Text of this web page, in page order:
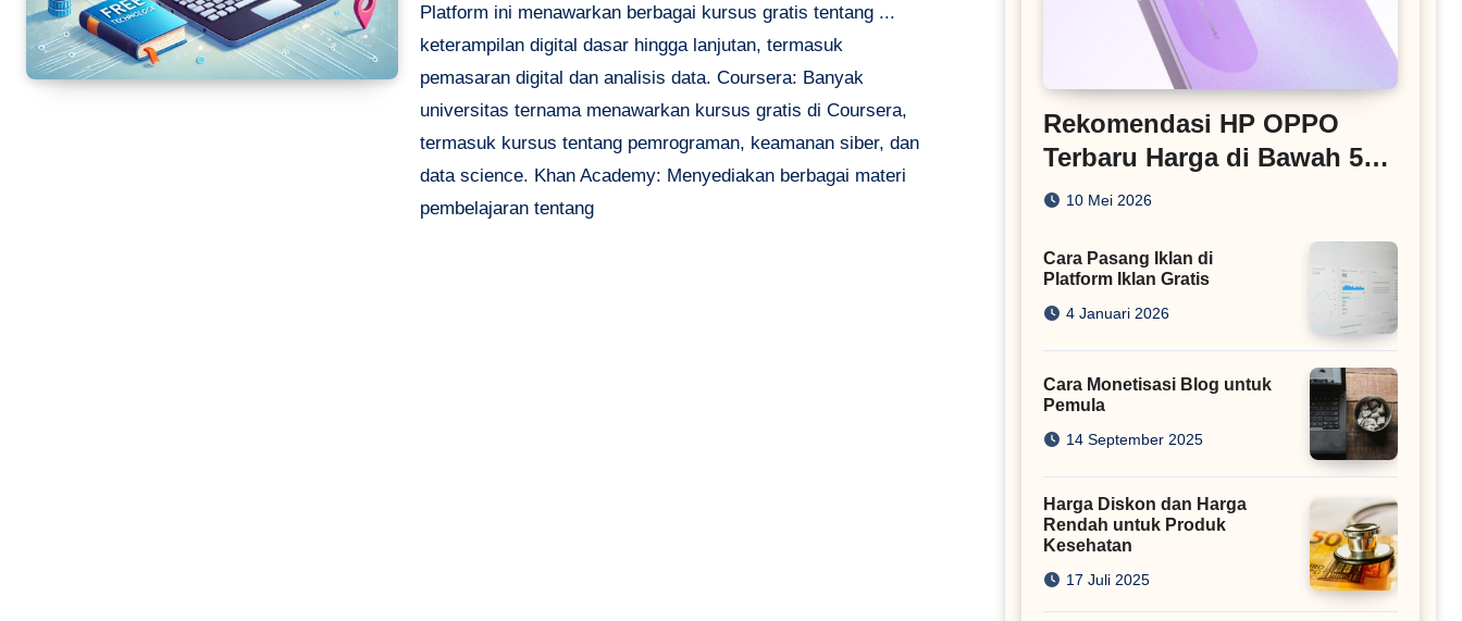
Platform ini menawarkan berbagai kursus gratis tentang ...
keterampilan digital dasar hingga lanjutan, termasuk
pemasaran digital dan analisis data. Coursera: Banyak
universitas ternama menawarkan kursus gratis di Coursera,
termasuk kursus tentang pemrograman, keamanan siber, dan
data science. Khan Academy: Menyediakan berbagai materi
pembelajaran tentang
Rekomendasi HP OPPO
Terbaru Harga di Bawah 5
Juta
10 Mei 2026
Cara Pasang Iklan di
Platform Iklan Gratis
4 Januari 2026
Cara Monetisasi Blog untuk
Pemula
14 September 2025
Harga Diskon dan Harga
Rendah untuk Produk
Kesehatan
17 Juli 2025